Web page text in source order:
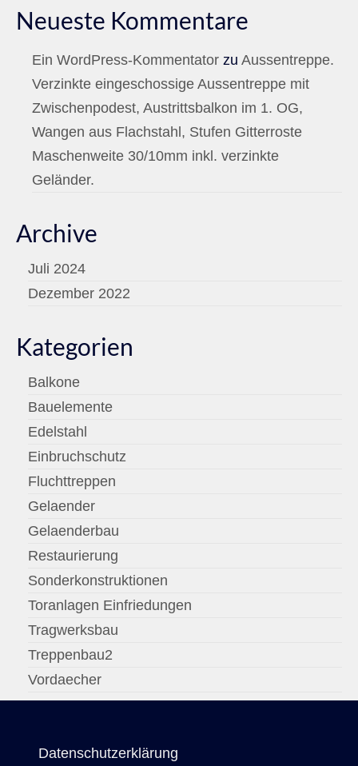
Neueste Kommentare
Ein WordPress-Kommentator zu Aussentreppe.
Verzinkte eingeschossige Aussentreppe mit
Zwischenpodest, Austrittsbalkon im 1. OG,
Wangen aus Flachstahl, Stufen Gitterroste
Maschenweite 30/10mm inkl. verzinkte
Geländer.
Archive
Juli 2024
Dezember 2022
Kategorien
Balkone
Bauelemente
Edelstahl
Einbruchschutz
Fluchttreppen
Gelaender
Gelaenderbau
Restaurierung
Sonderkonstruktionen
Toranlagen Einfriedungen
Tragwerksbau
Treppenbau2
Vordaecher
Datenschutzerklärung